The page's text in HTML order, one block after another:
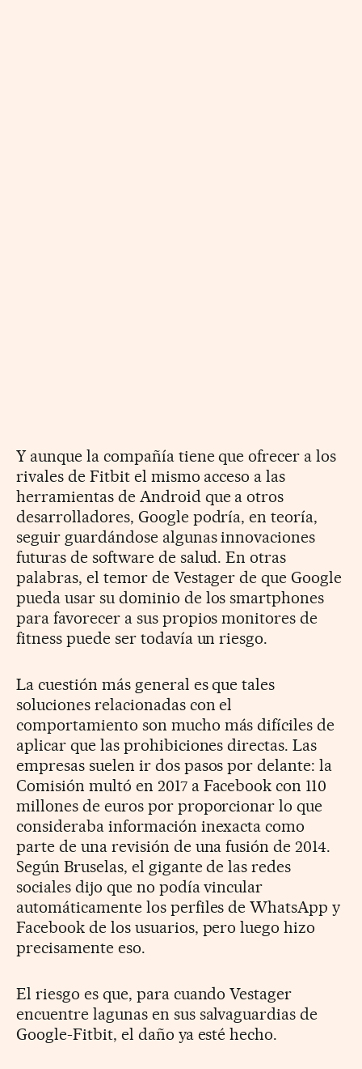
Y aunque la compañía tiene que ofrecer a los
rivales de Fitbit el mismo acceso a las
herramientas de Android que a otros
desarrolladores, Google podría, en teoría,
seguir guardándose algunas innovaciones
futuras de software de salud. En otras
palabras, el temor de Vestager de que Google
pueda usar su dominio de los smart­phones
para favorecer a sus propios monitores de
fitness puede ser todavía un riesgo.
La cuestión más general es que tales
soluciones relacionadas con el
comportamiento son mucho más difíciles de
aplicar que las prohibiciones directas. Las
empresas suelen ir dos pasos por delante: la
Comisión multó en 2017 a Facebook con 110
millones de euros por proporcionar lo que
consideraba información inexacta como
parte de una revisión de una fusión de 2014.
Según Bruselas, el gigante de las redes
sociales dijo que no podía vincular
automáticamente los perfiles de WhatsApp y
Facebook de los usuarios, pero luego hizo
precisamente eso.
El riesgo es que, para cuando Vestager
encuentre lagunas en sus salvaguardias de
Google-Fitbit, el daño ya esté hecho.